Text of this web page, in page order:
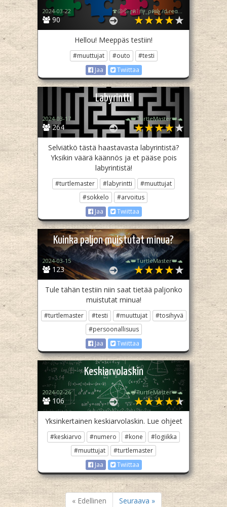
90
2024-03-22 🍄🐚💦 ɼคٱกץ_ρคฝչ /ԃɾҽαɱҽɾ 💦🐚🍄
Hellou! Meeppäs testiin!
#muuttujat #outo
#testi
Jaa
Twiittaa
Labyrintti
264
2024-03-17 🐢👑TurtleMaster👑🐢
Selviätkö tästä haastavasta labyrintistä?
Yksikin väärä käännös ja et pääse pois
labyrintistä!
#turtlemaster #labyrintti
#muuttujat
#sokkelo
#arvoitus
Jaa
Twiittaa
Kuinka paljon muistutat minua?
123
2024-03-15 🐢👑TurtleMaster👑🐢
Tule tähän testiin niin saat tietää paljonko
muistutat minua!
#turtlemaster #testi #muuttujat
#tosihyvä
#persoonallisuus
Jaa
Twiittaa
Keskiarvolaskin
106
2024-02-26 🐢👑TurtleMaster👑🐢
Yksinkertainen keskiarvolaskin. Lue ohjeet
#keskiarvo #numero #kone
#logiikka
#muuttujat
#turtlemaster
Jaa
Twiittaa
« Edellinen Seuraava »